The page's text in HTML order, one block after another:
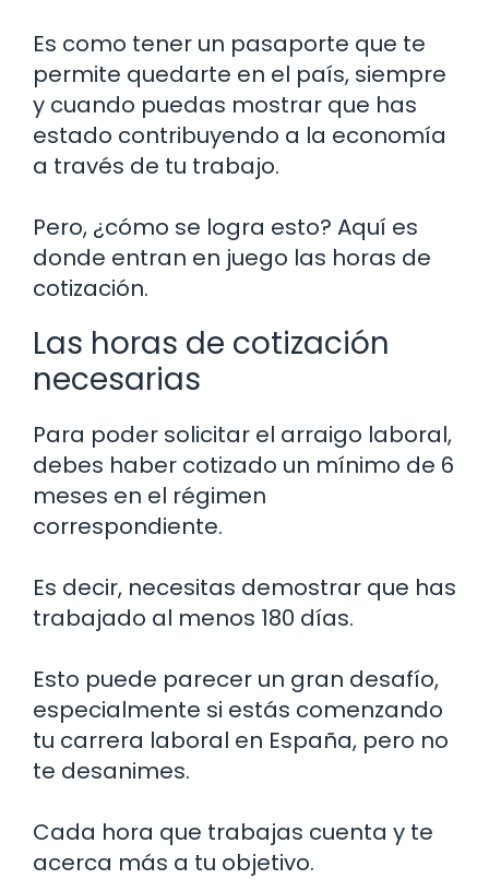
Es como tener un pasaporte que te
permite quedarte en el país, siempre
y cuando puedas mostrar que has
estado contribuyendo a la economía
a través de tu trabajo.
Pero, ¿cómo se logra esto? Aquí es
donde entran en juego las horas de
cotización.
Las horas de cotización
necesarias
Para poder solicitar el arraigo laboral,
debes haber cotizado un mínimo de 6
meses en el régimen
correspondiente.
Es decir, necesitas demostrar que has
trabajado al menos 180 días.
Esto puede parecer un gran desafío,
especialmente si estás comenzando
tu carrera laboral en España, pero no
te desanimes.
Cada hora que trabajas cuenta y te
acerca más a tu objetivo.